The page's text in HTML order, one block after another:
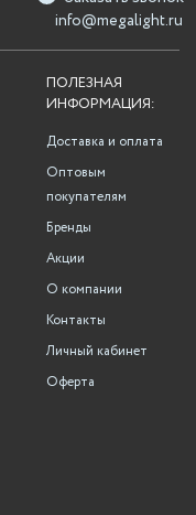
info@megalight.ru
ПОЛЕЗНАЯ
ИНФОРМАЦИЯ:
Доставка и оплата
Оптовым
покупателям
Бренды
Акции
О компании
Контакты
Личный кабинет
Оферта